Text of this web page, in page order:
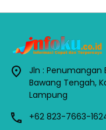
Jln : Penumangan
Bawang Tengah,
Lampung
+62 823-7663-